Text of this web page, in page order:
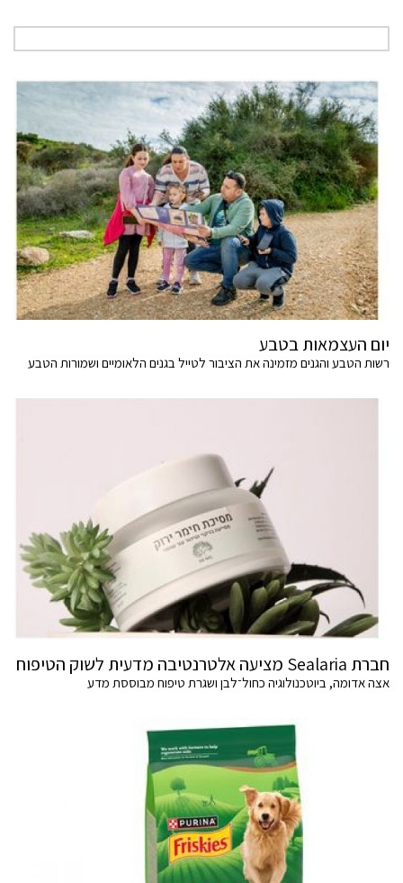
יום העצמאות בטבע
רשות הטבע והגנים מזמינה את הציבור לטייל בגנים הלאומיים ושמורות הטבע
חברת Sealaria מציעה אלטרנטיבה מדעית לשוק הטיפוח
אצה אדומה, ביוטכנולוגיה כחול־לבן ושגרת טיפוח מבוססת מדע